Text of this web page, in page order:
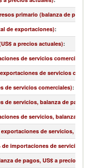
primario (balanza de
de exportaciones):
a precios actuales):
de servicios comerciales)
de servicios
de servicios comerciales):
de servicios, balanza de pagos)
de servicios, balanza de
de servicios,
importaciones de servicios,
de pagos, US$ a precios